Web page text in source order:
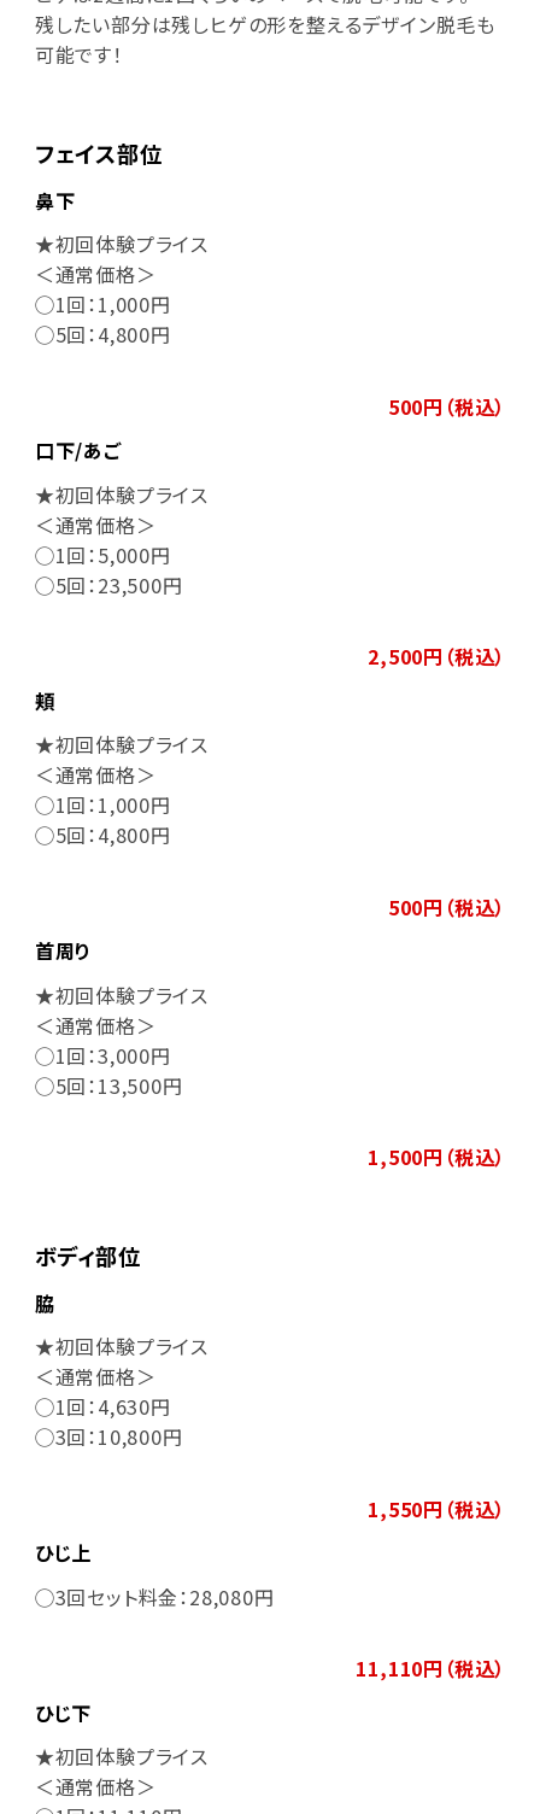
残したい部分は残しヒゲの形を整えるデザイン脱毛も
可能です！
フェイス部位
鼻下
★初回体験プライス
＜通常価格＞
◯1回：1,000円
◯5回：4,800円
500円（税込）
口下/あご
★初回体験プライス
＜通常価格＞
◯1回：5,000円
◯5回：23,500円
2,500円（税込）
頬
★初回体験プライス
＜通常価格＞
◯1回：1,000円
◯5回：4,800円
500円（税込）
首周り
★初回体験プライス
＜通常価格＞
◯1回：3,000円
◯5回：13,500円
1,500円（税込）
ボディ部位
脇
★初回体験プライス
＜通常価格＞
◯1回：4,630円
◯3回：10,800円
1,550円（税込）
ひじ上
◯3回セット料金：28,080円
11,110円（税込）
ひじ下
★初回体験プライス
＜通常価格＞